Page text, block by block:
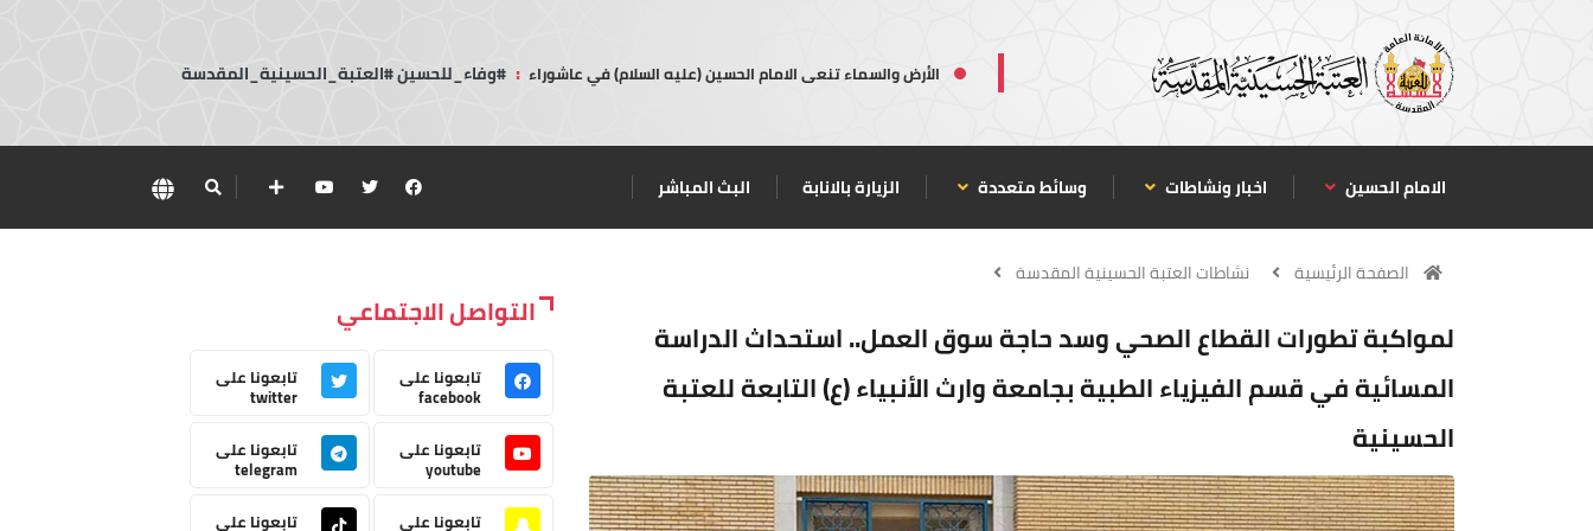
الأرض والسماء تنعى الامام الحسين (عليه السلام) في عاشوراء : #وفاء_للحسين #العتبة_الحسينية_المقدسة
الامام الحسين اخبار ونشاطات وسائط متعددة الزيارة بالانابة البث المباشر
الصفحة الرئيسية نشاطات العتبة الحسينية المقدسة
لمواكبة تطورات القطاع الصحي وسد حاجة سوق العمل.. استحداث الدراسة
المسائية في قسم الفيزياء الطبية بجامعة وارث الأنبياء (ع) التابعة للعتبة
الحسينية
التواصل الاجتماعي
تابعونا على
facebook
تابعونا على
twitter
تابعونا على
youtube
تابعونا على
telegram
تابعونا على
تابعونا على